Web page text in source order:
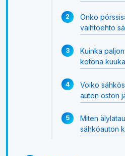
Onko
vaihtoehto
Kuinka
kotona
Voiko
auton oston
Miten
sähköauton